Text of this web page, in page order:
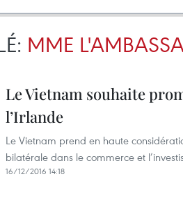
MME
Le Vietnam souhaite
l’Irlande
Le Vietnam prend en haute
bilatérale dans le commerce et
16/12/2016 14:18